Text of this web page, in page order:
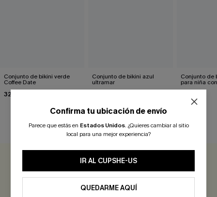
Conjunto de bikini verde
Coffee Date
32,00 €
Conjunto de bikini azul
ultramar
Conjunto de
para niña
matemática
RESEÑAS DE CLIENTES
0.0
Sé el Primero en Reseñar
Confirma tu ubicación de envío
Parece que estás en Estados Unidos. ¿Quieres cambiar al sitio
local para una mejor experiencia?
IR AL CUPSHE-US
QUEDARME AQUÍ